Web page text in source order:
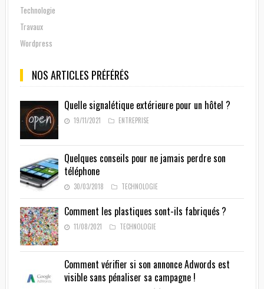
Technologie
Travaux
Wordpress
NOS ARTICLES PRÉFÉRÉS
Quelle signalétique extérieure pour un hôtel ?
19/11/2021 ENTREPRISE
Quelques conseils pour ne jamais perdre son
téléphone
30/03/2018 TECHNOLOGIE
Comment les plastiques sont-ils fabriqués ?
11/08/2021 TECHNOLOGIE
Comment vérifier si son annonce Adwords est
visible sans pénaliser sa campagne !